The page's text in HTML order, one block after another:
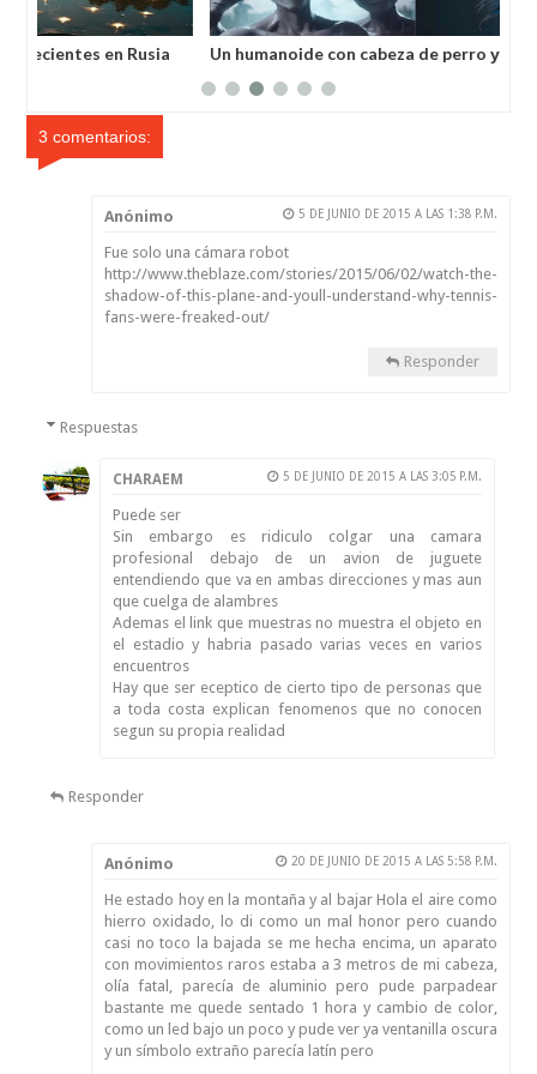
Un humanoide con cabeza de perro у pelaje azul salvó a
3 comentarios:
Anónimo 5 DE JUNIO DE 2015 A LAS 1:38 P.M.
Fue solo una cámara robot
http://www.theblaze.com/stories/2015/06/02/watch-the-
shadow-of-this-plane-and-youll-understand-why-tennis-
fans-were-freaked-out/
Responder
Respuestas
CHARAEM 5 DE JUNIO DE 2015 A LAS 3:05 P.M.
Puede ser
Sin embargo es ridiculo colgar una camara
profesional debajo de un avion de juguete
entendiendo que va en ambas direcciones y mas aun
que cuelga de alambres
Ademas el link que muestras no muestra el objeto en
el estadio y habria pasado varias veces en varios
encuentros
Hay que ser eceptico de cierto tipo de personas que
a toda costa explican fenomenos que no conocen
segun su propia realidad
Responder
Anónimo 20 DE JUNIO DE 2015 A LAS 5:58 P.M.
He estado hoy en la montaña y al bajar Hola el aire como
hierro oxidado, lo di como un mal honor pero cuando
casi no toco la bajada se me hecha encima, un aparato
con movimientos raros estaba a 3 metros de mi cabeza,
olía fatal, parecía de aluminio pero pude parpadear
bastante me quede sentado 1 hora y cambio de color,
como un led bajo un poco y pude ver ya ventanilla oscura
y un símbolo extraño parecía latín pero